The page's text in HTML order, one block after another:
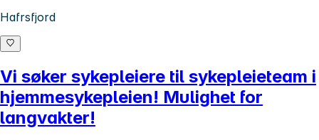
Hafrsfjord
Vi søker sykepleiere til sykepleieteam i
hjemmesykepleien! Mulighet for
langvakter!